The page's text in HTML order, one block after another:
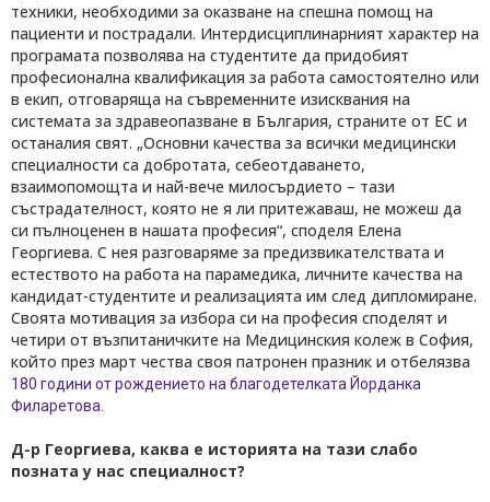
техники, необходими за оказване на спешна помощ на
пациенти и пострадали. Интердисциплинарният характер на
програмата позволява на студентите да придобият
професионална квалификация за работа самостоятелно или
в екип, отговаряща на съвременните изисквания на
системата за здравеопазване в България, страните от ЕС и
останалия свят. „Основни качества за всички медицински
специалности са добротата, себеотдаването,
взаимопомощта и най-вече милосърдието – тази
състрадателност, която не я ли притежаваш, не можеш да
си пълноценен в нашата професия“, споделя Елена
Георгиева. С нея разговаряме за предизвикателствата и
естеството на работа на парамедика, личните качества на
кандидат-студентите и реализацията им след дипломиране.
Своята мотивация за избора си на професия споделят и
четири от възпитаничките на Медицинския колеж в София,
който през март чества своя патронен празник и отбелязва
180 години от рождението на благодетелката Йорданка
Филаретова.
Д-р Георгиева, каква е историята на тази слабо
позната у нас специалност?